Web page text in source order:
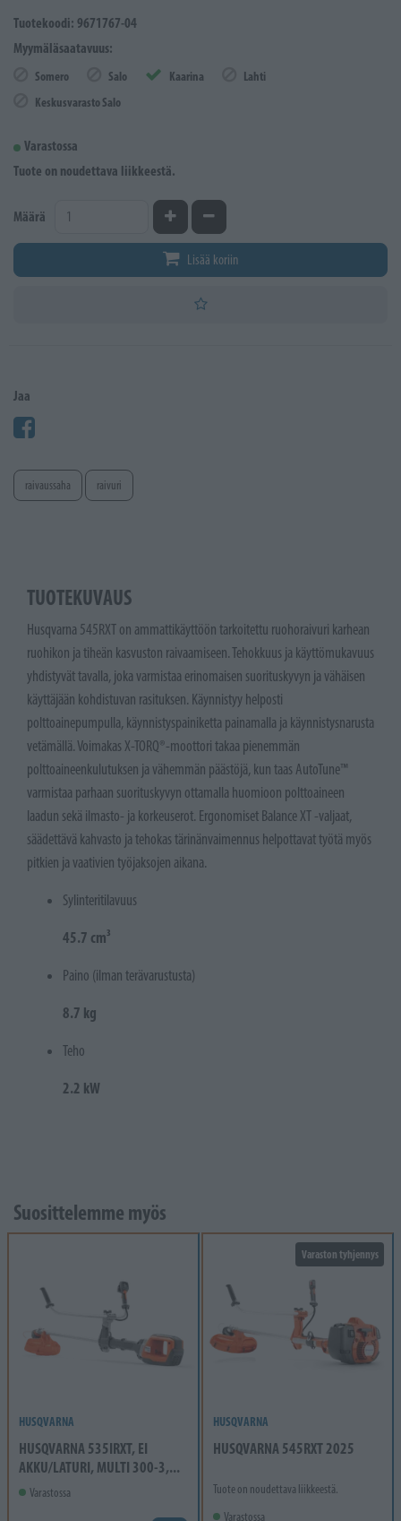
Tuotekoodi: 9671767-04
Myymäläsaatavuus:
Somero Salo Kaarina
Lahti
Keskusvarasto Salo
Varastossa
Tuote on noudettava liikkeestä.
Määrä Kasvata määrääVähennä määrää
Lisää koriin
Jaa
raivaussaha raivuri
TUOTEKUVAUS
Husqvarna 545RXT on ammattikäyttöön tarkoitettu ruohoraivuri karhean
ruohikon ja tiheän kasvuston raivaamiseen. Tehokkuus ja käyttömukavuus
yhdistyvät tavalla, joka varmistaa erinomaisen suorituskyvyn ja vähäisen
käyttäjään kohdistuvan rasituksen. Käynnistyy helposti
polttoainepumpulla, käynnistyspainiketta painamalla ja käynnistysnarusta
vetämällä. Voimakas X-TORQ®-moottori takaa pienemmän
polttoaineenkulutuksen ja vähemmän päästöjä, kun taas AutoTune™
varmistaa parhaan suorituskyvyn ottamalla huomioon polttoaineen
laadun sekä ilmasto- ja korkeuserot. Ergonomiset Balance XT -valjaat,
säädettävä kahvasto ja tehokas tärinänvaimennus helpottavat työtä myös
pitkien ja vaativien työjaksojen aikana.
Sylinteritilavuus
45.7 cm³
Paino (ilman terävarustusta)
8.7 kg
Teho
2.2 kW
Suosittelemme myös
HUSQVARNA
HUSQVARNA 535IRXT, EI
AKKU/LATURI, MULTI 300-3,...
Varastossa
Varaston tyhjennys
HUSQVARNA
HUSQVARNA 545RXT 2025
Tuote on noudettava liikkeestä.
Varastossa